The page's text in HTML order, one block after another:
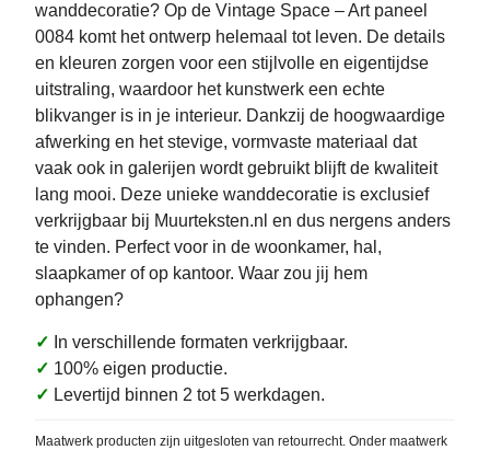
wanddecoratie? Op de Vintage Space – Art paneel
0084 komt het ontwerp helemaal tot leven. De details
en kleuren zorgen voor een stijlvolle en eigentijdse
uitstraling, waardoor het kunstwerk een echte
blikvanger is in je interieur. Dankzij de hoogwaardige
afwerking en het stevige, vormvaste materiaal dat
vaak ook in galerijen wordt gebruikt blijft de kwaliteit
lang mooi. Deze unieke wanddecoratie is exclusief
verkrijgbaar bij Muurteksten.nl en dus nergens anders
te vinden. Perfect voor in de woonkamer, hal,
slaapkamer of op kantoor. Waar zou jij hem
ophangen?
✓ In verschillende formaten verkrijgbaar.
✓ 100% eigen productie.
✓ Levertijd binnen 2 tot 5 werkdagen.
Maatwerk producten zijn uitgesloten van retourrecht. Onder maatwerk